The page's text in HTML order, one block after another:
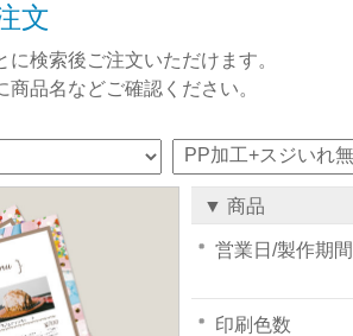
文
検索後ご注文いただけます。
品名などご確認ください。
▼ 商品
営業日/製作期間
印刷色数